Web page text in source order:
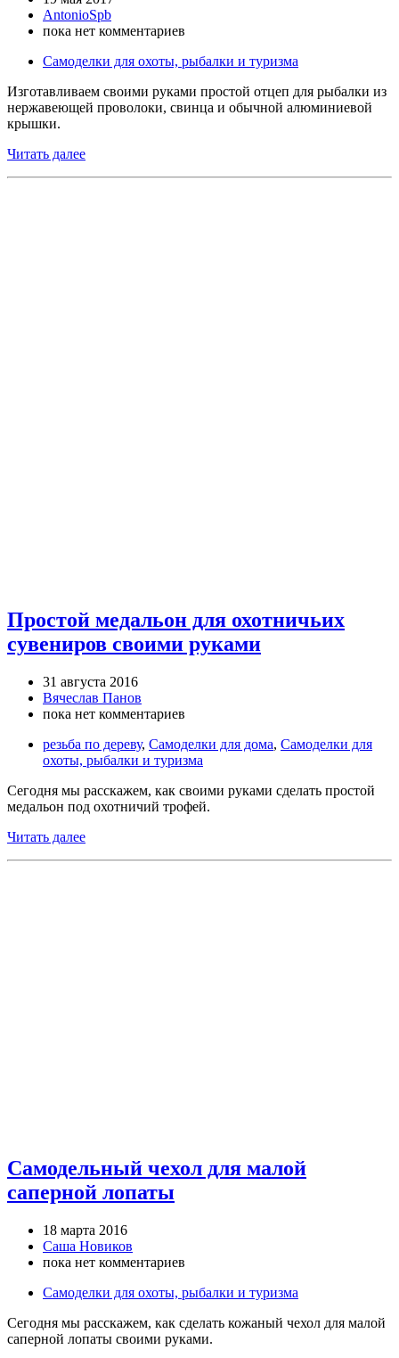
AntonioSpb
пока нет комментариев
Самоделки для охоты, рыбалки и туризма
Изготавливаем своими руками простой отцеп для рыбалки из
нержавеющей проволоки, свинца и обычной алюминиевой
крышки.
Читать далее
Простой медальон для охотничьих
сувениров своими руками
31 августа 2016
Вячеслав Панов
пока нет комментариев
резьба по дереву, Самоделки для дома, Самоделки для
охоты, рыбалки и туризма
Сегодня мы расскажем, как своими руками сделать простой
медальон под охотничий трофей.
Читать далее
Самодельный чехол для малой
саперной лопаты
18 марта 2016
Саша Новиков
пока нет комментариев
Самоделки для охоты, рыбалки и туризма
Сегодня мы расскажем, как сделать кожаный чехол для малой
саперной лопаты своими руками.